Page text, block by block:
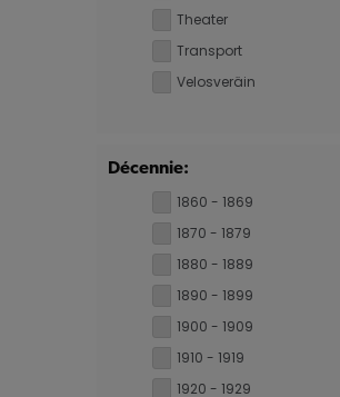
Theater
Transport
Velosveräin
Décennie:
1860 - 1869
1870 - 1879
1880 - 1889
1890 - 1899
1900 - 1909
1910 - 1919
1920 - 1929